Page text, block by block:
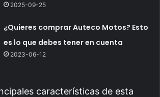
2025-09-25
¿Quieres comprar Auteco Motos? Esto
es lo que debes tener en cuenta
2023-06-12
características de esta